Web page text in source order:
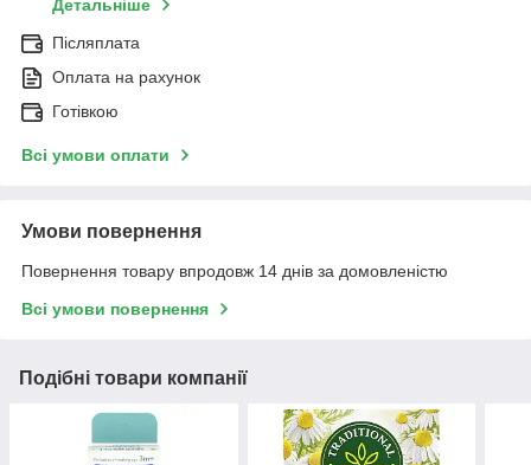
Детальніше
Післяплата
Оплата на рахунок
Готівкою
Всі умови оплати
Умови повернення
Повернення товару впродовж 14 днів за домовленістю
Всі умови повернення
Подібні товари компанії